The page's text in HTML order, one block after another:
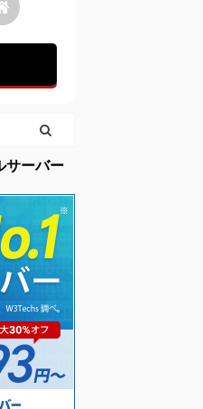
サーバー